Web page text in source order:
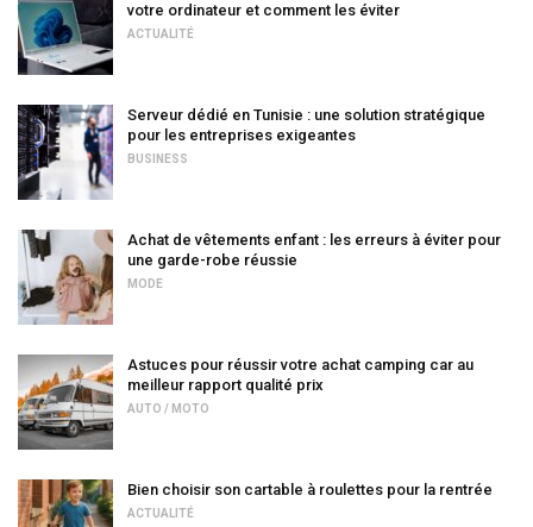
votre ordinateur et comment les éviter
ACTUALITÉ
Serveur dédié en Tunisie : une solution stratégique
pour les entreprises exigeantes
BUSINESS
Achat de vêtements enfant : les erreurs à éviter pour
une garde-robe réussie
MODE
Astuces pour réussir votre achat camping car au
meilleur rapport qualité prix
AUTO / MOTO
Bien choisir son cartable à roulettes pour la rentrée
ACTUALITÉ